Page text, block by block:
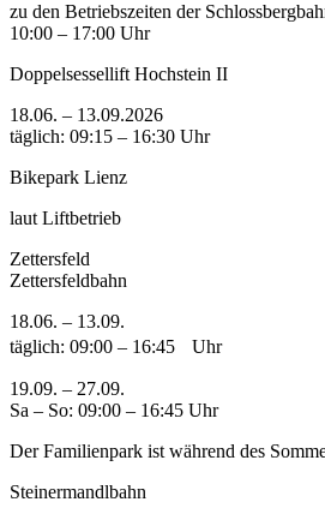
zu den Betriebszeiten der
10:00 – 17:00 Uhr
Doppelsessellift Hochstein II
18.06. – 13.09.2026
täglich: 09:15 – 16:30 Uhr
Bikepark Lienz
laut Liftbetrieb
Zettersfeld
Zettersfeldbahn
18.06. – 13.09.
täglich: 09:00 – 16:45 Uhr
19.09. – 27.09.
Sa – So: 09:00 – 16:45 Uhr
Der Familienpark ist während des
Steinermandlbahn